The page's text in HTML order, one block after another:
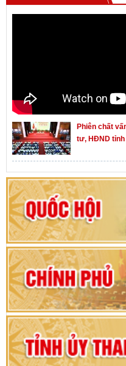
Phiên chất
tư, HĐND tỉnh
Khai mạc kỳ
Hướng dẫn
khoá XVI và
2026-2031
80 năm
vì sự phát
Bộ Chính trị
Đảng bộ tỉnh
2025 - 2030
Đại hội đại